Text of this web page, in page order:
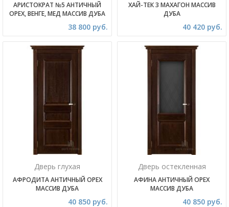
АРИСТОКРАТ №5 АНТИЧНЫЙ
ОРЕХ, ВЕНГЕ, МЕД МАССИВ ДУБА
38 800 руб.
ХАЙ-ТЕК 3 МАХАГОН МАССИВ
ДУБА
40 420 руб.
Дверь глухая
АФРОДИТА АНТИЧНЫЙ ОРЕХ
МАССИВ ДУБА
40 850 руб.
Дверь остекленная
АФИНА АНТИЧНЫЙ ОРЕХ
МАССИВ ДУБА
40 850 руб.